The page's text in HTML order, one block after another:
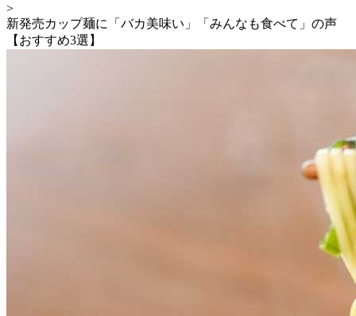
>
新発売カップ麺に「バカ美味い」「みんなも食べて」の声
【おすすめ3選】